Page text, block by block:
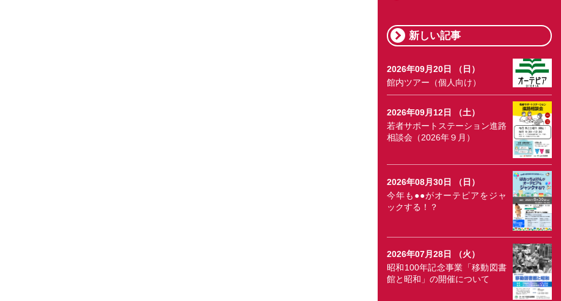
新しい記事
2026年09月20日 （日）
館内ツアー（個人向け）
2026年09月12日 （土）
若者サポートステーション進路
相談会（2026年９月）
2026年08月30日 （日）
今年も●●がオーテピアをジャ
ックする！？
2026年07月28日 （火）
昭和100年記念事業「移動図書
館と昭和」の開催について